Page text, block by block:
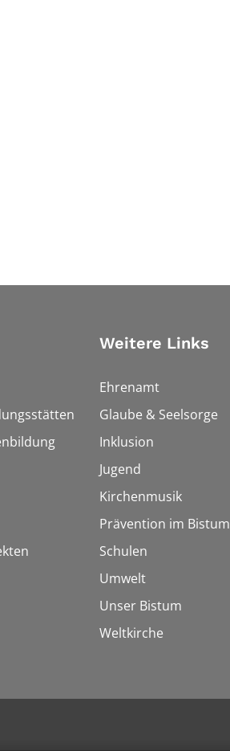
Weitere Links
Ehrenamt
Glaube & Seelsorge
Inklusion
Jugend
Kirchenmusik
Prävention im Bistum
Schulen
Umwelt
Unser Bistum
Weltkirche